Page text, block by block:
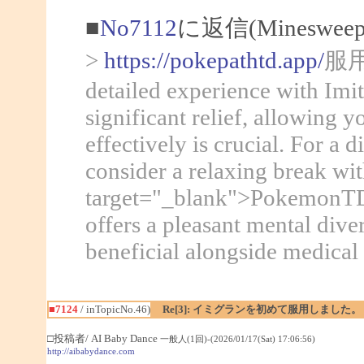
■No7112に返信
> https://pokepathtd.app/服
detailed experience with
significant relief, allowing
effectively is crucial. For a
consider a relaxing break
offers a pleasant mental
beneficial alongside medical
■7124/ inTopicNo.46) Re[3]: イミグランを初めて服用しました。
□投稿者/ AI Baby Dance 一般人(1回)-(2026/01/17(Sat) 17:06:56)
http://aibabydance.com